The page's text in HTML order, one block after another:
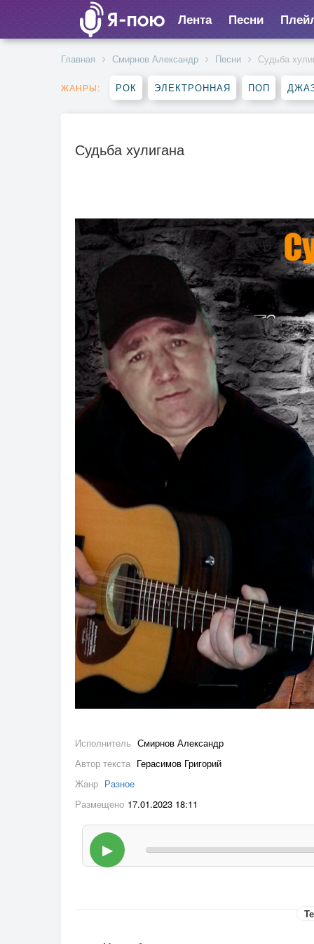
Лента Песни
Главная Смирнов Александр Песни Судьба
ЖАНРЫ: РОК ЭЛЕКТРОННАЯ ПОП
Судьба хулигана
Исполнитель Смирнов Александр
Автор текста Герасимов Григорий
Жанр Разное
Размещено 17.01.2023 18:11
▶